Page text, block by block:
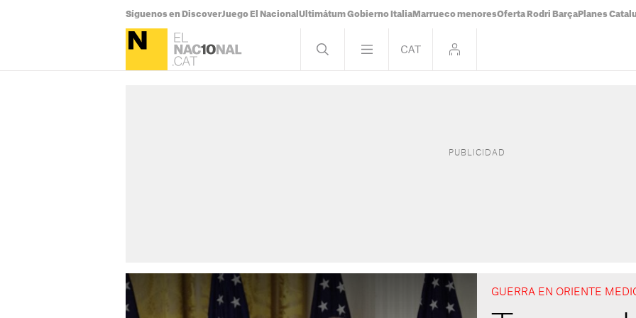
Síguenos en DiscoverJuego El Nacional Ultimátum Gobierno Italia Marrueco menoresOferta Rodri Barça Planes
GUERRA EN ORIENTE